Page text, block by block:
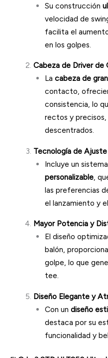
Su construcción
velocidad de
facilita el
en los golpes.
Cabeza de Driver de
La cabeza de
contacto,
consistencia, lo
rectos y precisos,
descentrados.
Tecnología de
Incluye un
personalizable,
las preferencias
el lanzamiento y
Mayor Potencia y
El diseño
balón,
golpe, lo que
tee.
Diseño Elegante y
Con un diseño
destaca por su
funcionalidad y